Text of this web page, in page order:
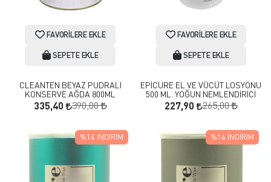
FAVORILERE EKLE
SEPETE EKLE
CLEANTEN BEYAZ PUDRALI
KONSERVE AĞDA 800ML
335,40 390,00
FAVORILERE EKLE
SEPETE EKLE
EPİCURE EL VE VÜCÜT LOSYONU
500 ML. YOĞUN NEMLENDİRİCİ
227,90 265,00
%14 İNDIRIM %14 İNDIRIM